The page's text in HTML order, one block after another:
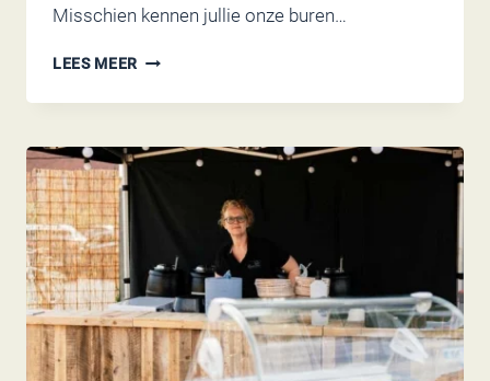
Misschien kennen jullie onze buren…
LEES MEER NIEUWE
WINACTIE!